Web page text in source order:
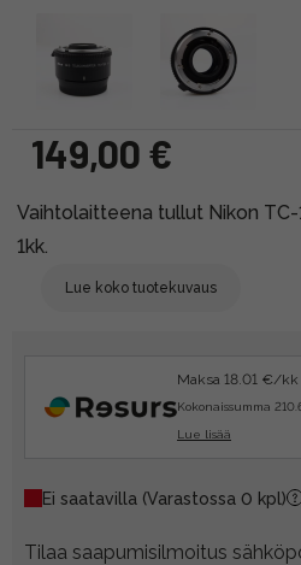
149,00 €
Vaihtolaitteena tullut Nikon
1kk.
Lue koko tuotekuvaus
Maksa 18.01 €/kk
Kokonaissumma
Lue lisää
Ei saatavilla (Varastossa 0 kpl)
Tilaa saapumisilmoitus